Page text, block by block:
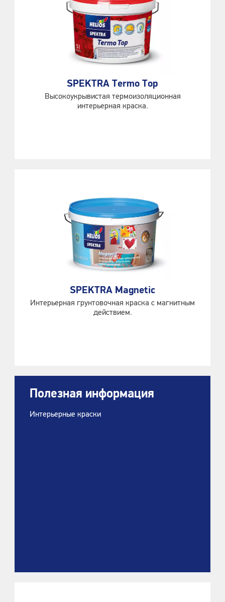
SPEKTRA Termo Top
Высокоукрывистая термоизоляционная
интерьерная краска.
SPEKTRA Magnetic
Интерьерная грунтовочная краска с магнитным
действием.
Полезная информация
Интерьерные краски